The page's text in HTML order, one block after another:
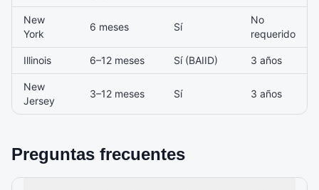
New
York
6 meses Sí
No
requerido
Illinois 6–12 meses Sí (BAIID) 3 años
New
Jersey
3–12 meses Sí 3 años
Preguntas frecuentes